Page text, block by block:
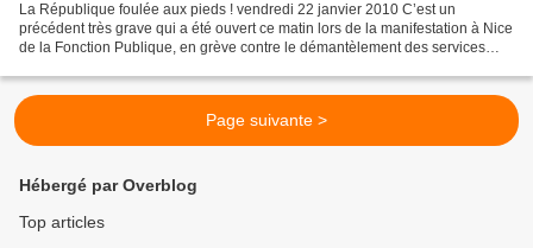
La République foulée aux pieds ! vendredi 22 janvier 2010 C’est un
précédent très grave qui a été ouvert ce matin lors de la manifestation à Nice
de la Fonction Publique, en grève contre le démantèlement des services
Page suivante >
Hébergé par Overblog
Top articles